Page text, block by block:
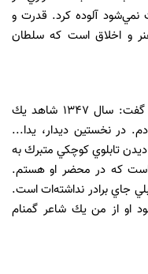
نمي‌شود آلوده كرد. قدرت و
و اخلاق است كه سلطان
هوشنگ اردلان معمار، نيز در اين مراسم گفت: سال ۱۳۴۷ شاهد يك
در نخستين ديدار، يدا...
تابلوي كوچكي متبرك به
شيفته‌اش شدم. ۴۷ سال است كه در محضر او هستم.
جاي برادر نداشته‌ات است.
او از من يك شاعر گمنام